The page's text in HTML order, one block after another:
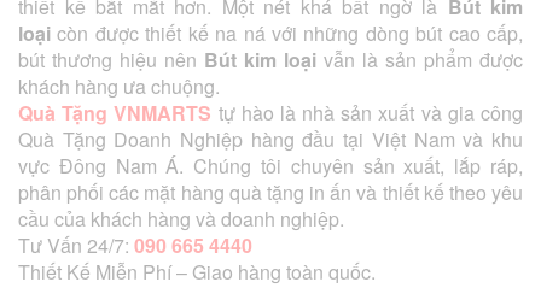
thiết kế bắt mắt hơn. Một nét khá bất ngờ là Bút kim
loại còn được thiết kế na ná với những dòng bút cao cấp,
bút thương hiệu nên Bút kim loại vẫn là sản phẩm được
khách hàng ưa chuộng.
Quà Tặng VNMARTS tự hào là nhà sản xuất và gia công
Quà Tặng Doanh Nghiệp hàng đầu tại Việt Nam và khu
vực Đông Nam Á. Chúng tôi chuyên sản xuất, lắp ráp,
phân phối các mặt hàng quà tặng in ấn và thiết kế theo yêu
cầu của khách hàng và doanh nghiệp.
Tư Vấn 24/7: 090 665 4440
Thiết Kế Miễn Phí – Giao hàng toàn quốc.